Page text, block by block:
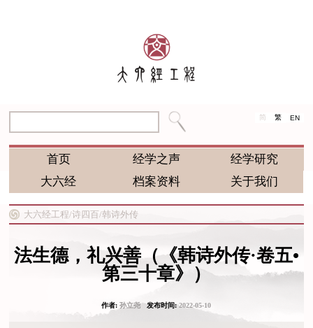
简 繁 EN
首页 经学之声
经学研究
大六经
档案资料 关于我们
大六经工程/诗四百/韩诗外传
法生德，礼兴善（《韩诗外传·卷五•
第三十章》）
作者:孙立尧发布时间:2022-05-10